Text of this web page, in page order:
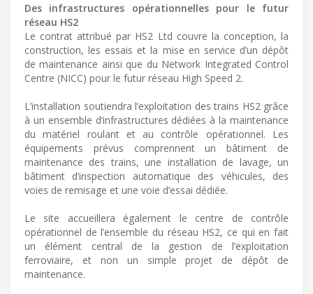
Des infrastructures opérationnelles pour le futur
réseau HS2
Le contrat attribué par HS2 Ltd couvre la conception, la
construction, les essais et la mise en service d’un dépôt
de maintenance ainsi que du Network Integrated Control
Centre (NICC) pour le futur réseau High Speed 2.
L’installation soutiendra l’exploitation des trains HS2 grâce
à un ensemble d’infrastructures dédiées à la maintenance
du matériel roulant et au contrôle opérationnel. Les
équipements prévus comprennent un bâtiment de
maintenance des trains, une installation de lavage, un
bâtiment d’inspection automatique des véhicules, des
voies de remisage et une voie d’essai dédiée.
Le site accueillera également le centre de contrôle
opérationnel de l’ensemble du réseau HS2, ce qui en fait
un élément central de la gestion de l’exploitation
ferroviaire, et non un simple projet de dépôt de
maintenance.